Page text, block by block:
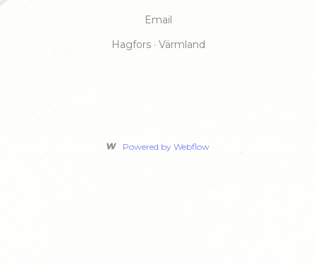
Email
Hagfors · Värmland
Powered by Webflow